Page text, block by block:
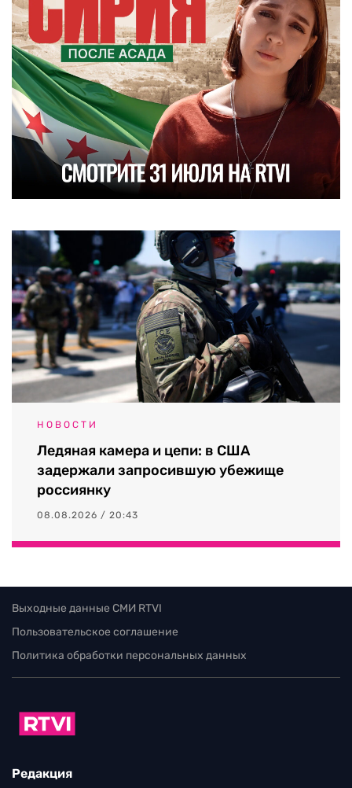
НОВОСТИ
Ледяная камера и цепи: в США
задержали запросившую убежище
россиянку
08.08.2026 / 20:43
Выходные данные СМИ RTVI
Пользовательское соглашение
Политика обработки персональных данных
Редакция